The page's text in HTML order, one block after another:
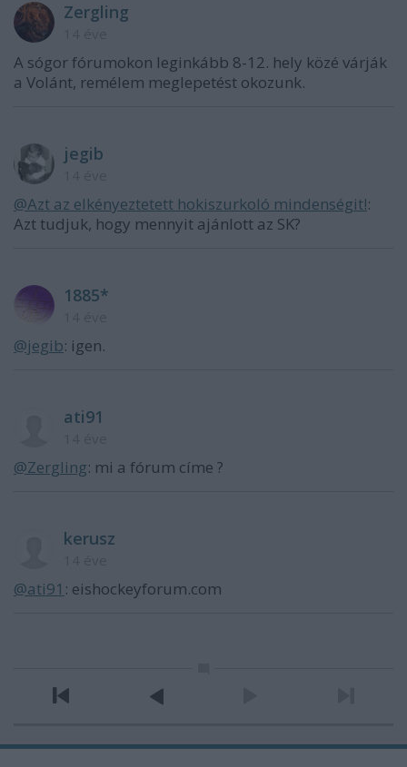
Zergling
A sógor fórumokon leginkább 8-12. hely közé várják
a Volánt, remélem meglepetést okozunk.
jegib
@Azt az elkényeztetett hokiszurkoló mindenségit!:
Azt tudjuk, hogy mennyit ajánlott az SK?
1885*
@jegib: igen.
ati91
@Zergling: mi a fórum címe ?
kerusz
@ati91 : eishockeyforum.com